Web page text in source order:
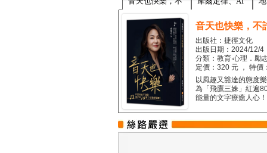
音天也快樂，不
出版社：捷徑文化
出版日期：2024/12/4
分類：教育‧心理．勵
定價：320 元 ， 特價
以風趣又豁達的態度
為「飛鷹三姝」紅遍
能量的文字療癒人心